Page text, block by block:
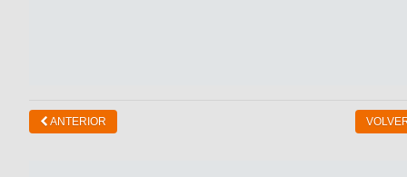
ANTERIOR